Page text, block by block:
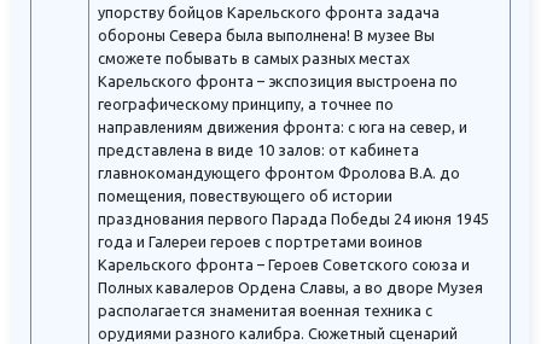
упорству бойцов Карельского фронта задача
обороны Севера была выполнена! В музее Вы
сможете побывать в самых разных местах
Карельского фронта – экспозиция выстроена по
географическому принципу, а точнее по
направлениям движения фронта: с юга на север, и
представлена в виде 10 залов: от кабинета
главнокомандующего фронтом Фролова В.А. до
помещения, повествующего об истории
празднования первого Парада Победы 24 июня 1945
года и Галереи героев с портретами воинов
Карельского фронта – Героев Советского союза и
Полных кавалеров Ордена Славы, а во дворе Музея
располагается знаменитая военная техника с
орудиями разного калибра. Сюжетный сценарий